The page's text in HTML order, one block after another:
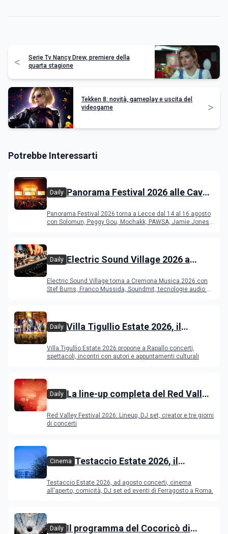
<
Serie Tv Nancy Drew, premiere della
quarta stagione
Tekken 8: novità, gameplay e uscita del
videogame
>
Potrebbe Interessarti
Daily Panorama Festival 2026 alle Cave
programma
Panorama Festival 2026 torna a Lecce dal 14 al 16 agosto
con Solomun, Peggy Gou, Mochakk, PAWSA, Jamie Jones
Daily Electric Sound Village 2026 a
Young Band Contest, il programma
Electric Sound Village torna a Cremona Musica 2026 con
Stef Burns, Franco Mussida, Soundmit, tecnologie audio e
Daily Villa Tigullio Estate 2026, il
Villa Tigullio Estate 2026 propone a Rapallo concerti,
spettacoli, incontri con autori e appuntamenti culturali
Daily La line-up completa del Red Valley
Red Valley Festival 2026: Lineup, DJ set, creator e tre giorni
di concerti
Cinema Testaccio Estate 2026, il
Ferragosto
Testaccio Estate 2026, ad agosto concerti, cinema
all'aperto, comicità, DJ set ed eventi di Ferragosto a Roma.
Daily Il programma del Cocoricò di